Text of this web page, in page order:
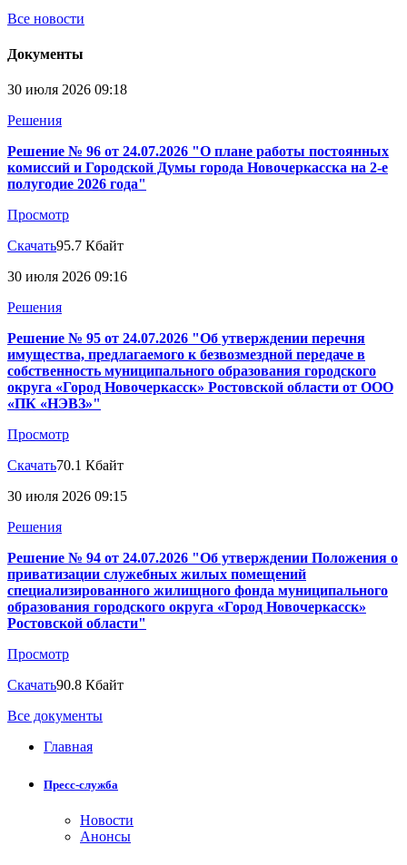
Все новости
Документы
30 июля 2026 09:18
Решения
Решение № 96 от 24.07.2026 "О плане работы постоянных
комиссий и Городской Думы города Новочеркасска на 2-е
полугодие 2026 года"
Просмотр
Скачать95.7 Кбайт
30 июля 2026 09:16
Решения
Решение № 95 от 24.07.2026 "Об утверждении перечня
имущества, предлагаемого к безвозмездной передаче в
собственность муниципального образования городского
округа «Город Новочеркасск» Ростовской области от ООО
«ПК «НЭВЗ»"
Просмотр
Скачать70.1 Кбайт
30 июля 2026 09:15
Решения
Решение № 94 от 24.07.2026 "Об утверждении Положения о
приватизации служебных жилых помещений
специализированного жилищного фонда муниципального
образования городского округа «Город Новочеркасск»
Ростовской области"
Просмотр
Скачать90.8 Кбайт
Все документы
Главная
Пресс-служба
Новости
Анонсы